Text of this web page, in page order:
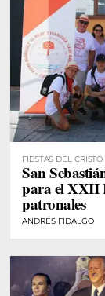
FIESTAS DEL
San
para el XXII
patronales
ANDRÉS FIDALGO